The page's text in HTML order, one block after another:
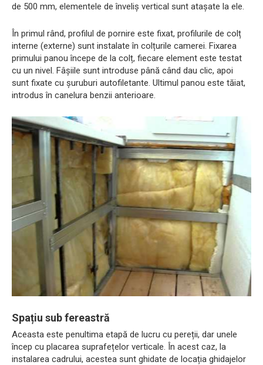
de 500 mm, elementele de înveliș vertical sunt atașate la ele.
În primul rând, profilul de pornire este fixat, profilurile de colț
interne (externe) sunt instalate în colțurile camerei. Fixarea
primului panou începe de la colț, fiecare element este testat
cu un nivel. Fâșiile sunt introduse până când dau clic, apoi
sunt fixate cu șuruburi autofiletante. Ultimul panou este tăiat,
introdus în canelura benzii anterioare.
Spațiu sub fereastră
Aceasta este penultima etapă de lucru cu pereții, dar unele
încep cu placarea suprafețelor verticale. În acest caz, la
instalarea cadrului, acestea sunt ghidate de locația ghidajelor